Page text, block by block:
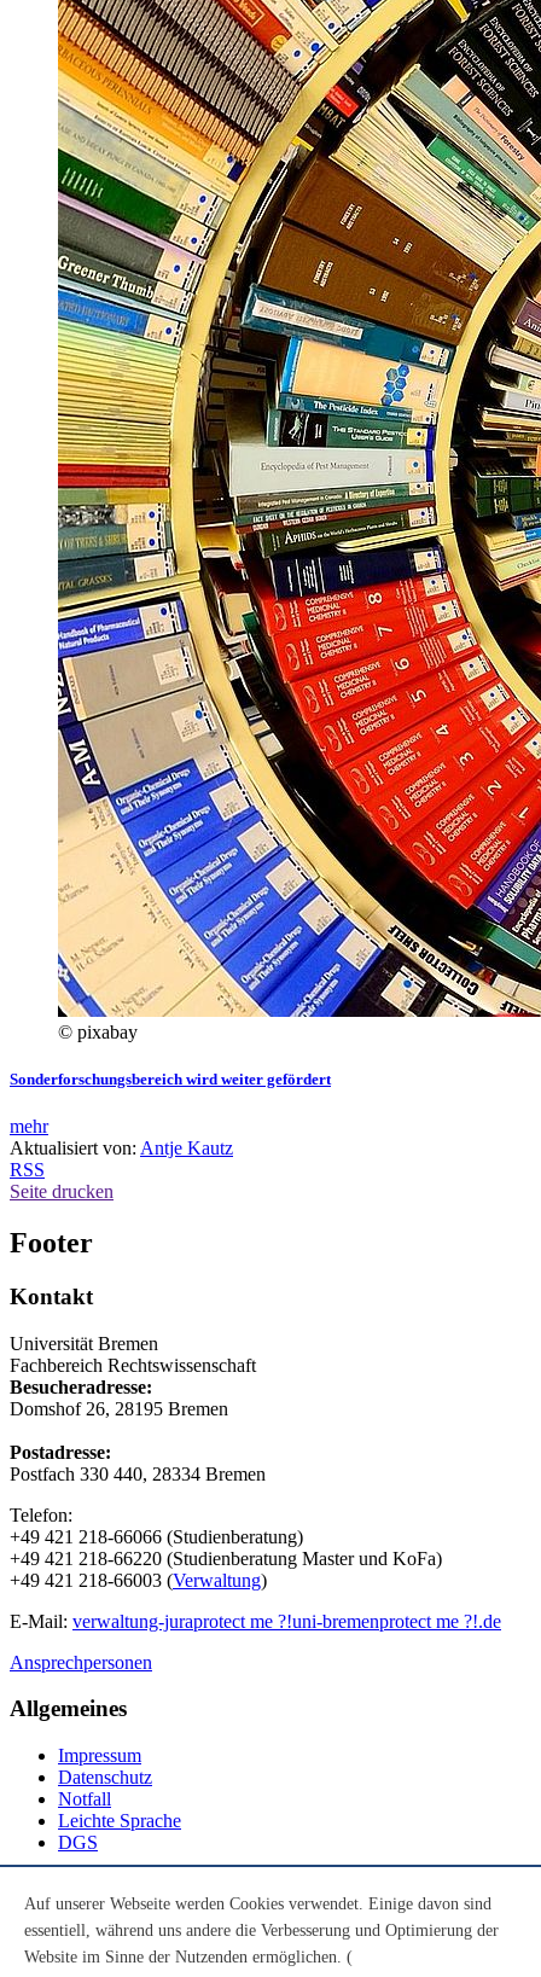
© pixabay
Sonderforschungsbereich wird weiter gefördert
mehr
Aktualisiert von: Antje Kautz
RSS
Seite drucken
Footer
Kontakt
Universität Bremen
Fachbereich Rechtswissenschaft
Besucheradresse:
Domshof 26, 28195 Bremen
Postadresse:
Postfach 330 440, 28334 Bremen
Telefon:
+49 421 218-66066 (Studienberatung)
+49 421 218-66220 (Studienberatung Master und KoFa)
+49 421 218-66003 (Verwaltung)
E-Mail: verwaltung-juraprotect me ?!uni-bremenprotect me ?!.de
Ansprechpersonen
Allgemeines
Impressum
Datenschutz
Notfall
Leichte Sprache
DGS
Youtube
Instagram
Auf unserer Webseite werden Cookies verwendet. Einige davon sind
essentiell, während uns andere die Verbesserung und Optimierung der
Website im Sinne der Nutzenden ermöglichen. (